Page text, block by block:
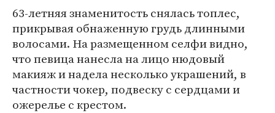
63-летняя знаменитость снялась топлес,
прикрывая обнаженную грудь длинными
волосами. На размещенном селфи видно,
что певица нанесла на лицо нюдовый
макияж и надела несколько украшений, в
частности чокер, подвеску с сердцами и
ожерелье с крестом.